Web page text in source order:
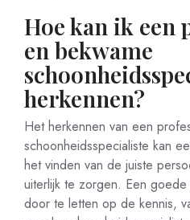
Hoe kan ik een
en bekwame
herkennen?
Het herkennen van een
schoonheidsspecialiste kan
het vinden van de juiste
uiterlijk te zorgen. Een
door te letten op de kennis,